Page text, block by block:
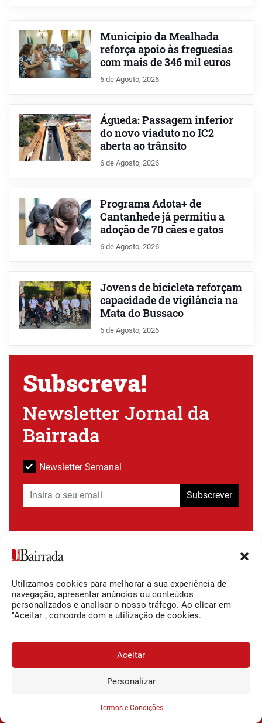
Utilizamos cookies para melhorar a sua experiência de
navegação, apresentar anúncios ou conteúdos
personalizados e analisar o nosso tráfego. Ao clicar em
"Aceitar", concorda com a utilização de cookies.
Aceitar
Personalizar
Termos e Condições
Município da Mealhada
reforça apoio às freguesias
com mais de 346 mil euros
6 de Agosto, 2026
Águeda: Passagem inferior
do novo viaduto no IC2
aberta ao trânsito
6 de Agosto, 2026
Programa Adota+ de
Cantanhede já permitiu a
adoção de 70 cães e gatos
6 de Agosto, 2026
Jovens de bicicleta reforçam
capacidade de vigilância na
Mata do Bussaco
6 de Agosto, 2026
Subscreva!
Newsletter Jornal da
Bairrada
Newsletter Semanal
Subscrever
0,34€/semana